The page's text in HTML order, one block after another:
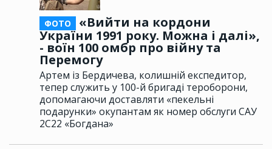
ФОТО
«Вийти на кордони
України 1991 року. Можна і далі»,
- воїн 100 омбр про війну та
Перемогу
Артем із Бердичева, колишній експедитор,
тепер служить у 100-й бригаді тероборони,
допомагаючи доставляти «пекельні
подарунки» окупантам як номер обслуги САУ
2С22 «Богдана»